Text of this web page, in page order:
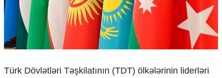
Siyasi
Geosiyasi
İqtisadi
Sosioloji
Multimedia
Türk Dövlətləri Təşkilatının (TDT) ölkələrinin liderləri